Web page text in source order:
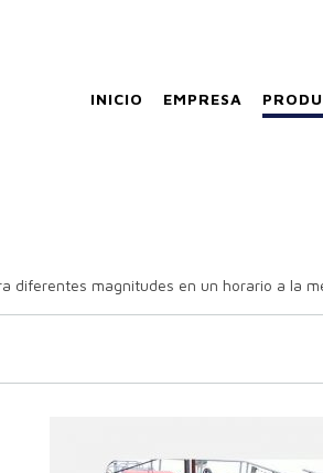
INICIO EMPRESA
diferentes magnitudes en un horario a la